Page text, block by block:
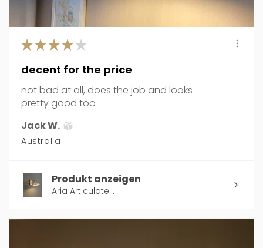
★★★★ ★
decent for the price
not bad at all, does the job and looks
pretty good too
Jack W.
Australia
Produkt anzeigen
Aria Articulate...